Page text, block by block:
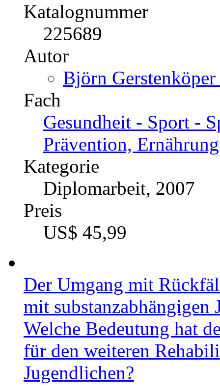
Katalognummer
225689
Autor
Björn
Fach
Gesundheit - Sport -
Prävention, Ernährung
Kategorie
Diplomarbeit, 2007
Preis
US$ 45,99
Der Umgang mit
mit substanzabhängigen
Welche Bedeutung hat
für den weiteren
Jugendlichen?